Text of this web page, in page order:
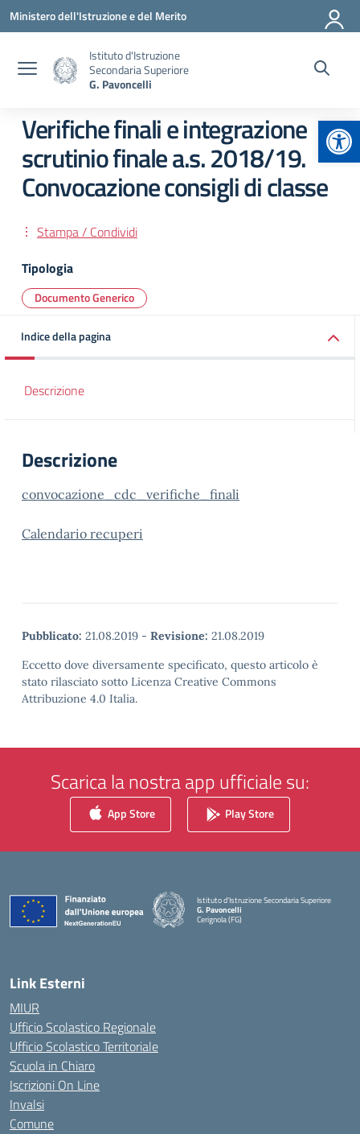
Vai ai contenuti
Vai al menu di navigazione
Vai al footer
Ministero dell'Istruzione e del Merito
Istituto d'Istruzione
Secondaria Superiore
G. Pavoncelli
Verifiche finali e integrazione
scrutinio finale a.s. 2018/19.
Convocazione consigli di classe
Stampa / Condividi
Tipologia
Documento Generico
Indice della pagina
Descrizione
Descrizione
convocazione_cdc_verifiche_finali
Calendario recuperi
Pubblicato: 21.08.2019 - Revisione: 21.08.2019
Eccetto dove diversamente specificato, questo articolo è
stato rilasciato sotto Licenza Creative Commons
Attribuzione 4.0 Italia.
Scarica la nostra app ufficiale su:
App Store Play Store
Istituto d'Istruzione Secondaria Superiore
G. Pavoncelli
Cerignola (FG)
— Visita la pagina iniziale della scuola
Link Esterni
MIUR
Ufficio Scolastico Regionale
Ufficio Scolastico Territoriale
Scuola in Chiaro
Iscrizioni On Line
Invalsi
Comune